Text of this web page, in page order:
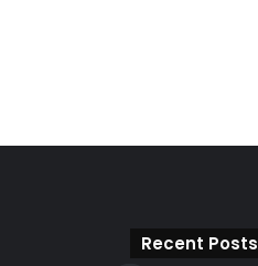
Recent Posts